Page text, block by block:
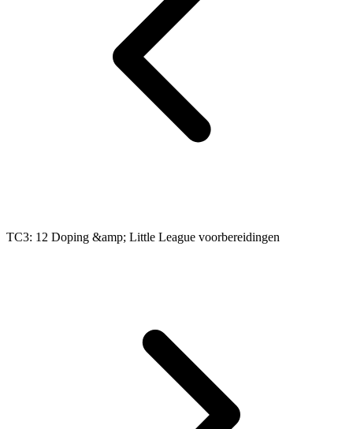
TC3: 12 Doping &amp; Little League voorbereidingen